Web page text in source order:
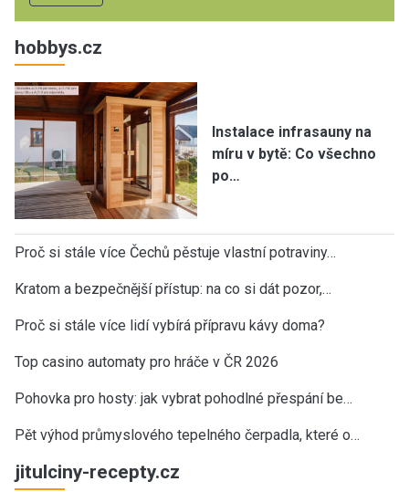
hobbys.cz
Instalace infrasauny na
míru v bytě: Co všechno
po…
Proč si stále více Čechů pěstuje vlastní potraviny…
Kratom a bezpečnější přístup: na co si dát pozor,…
Proč si stále více lidí vybírá přípravu kávy doma?
Top casino automaty pro hráče v ČR 2026
Pohovka pro hosty: jak vybrat pohodlné přespání be…
Pět výhod průmyslového tepelného čerpadla, které o…
jitulciny-recepty.cz